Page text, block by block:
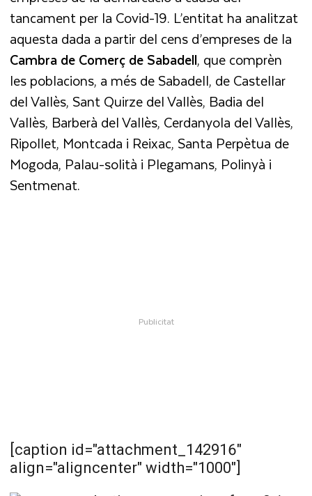
tancament per la Covid-19. L’entitat ha analitzat
aquesta dada a partir del cens d’empreses de la
Cambra de Comerç de Sabadell, que comprèn
les poblacions, a més de Sabadell, de Castellar
del Vallès, Sant Quirze del Vallès, Badia del
Vallès, Barberà del Vallès, Cerdanyola del Vallès,
Ripollet, Montcada i Reixac, Santa Perpètua de
Mogoda, Palau-solità i Plegamans, Polinyà i
Sentmenat.
[caption id="attachment_142916"
align="aligncenter" width="1000"]